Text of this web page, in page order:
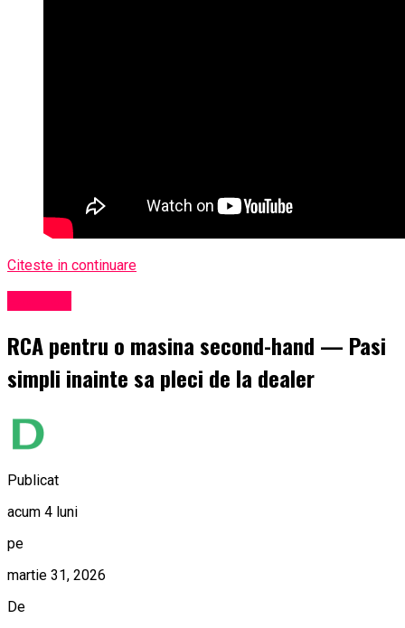
Citeste in continuare
RCA pentru o masina second-hand — Pasi
simpli inainte sa pleci de la dealer
Publicat
acum 4 luni
pe
martie 31, 2026
De